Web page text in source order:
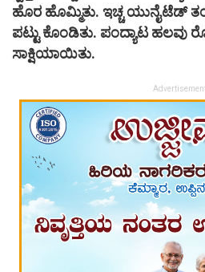
ಹೊರ ಹೊಮ್ಮಿತು. ಇಚ್ಚ ಯುನೈಟೆಡ್ ತಂಡ
ಪಟ್ಟು ಕೊಂಡಿತು. ಪಂದ್ಯಾಟ
ಸಾಕ್ಷಿಯಾಯಿತು.